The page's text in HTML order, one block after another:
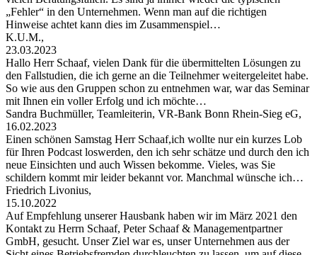
„Fehler“ in den Unternehmen. Wenn man auf die richtigen
Hinweise achtet kann dies im Zusammenspiel…
K.U.M.,
23.03.2023
Hallo Herr Schaaf, vielen Dank für die übermittelten Lösungen zu
den Fallstudien, die ich gerne an die Teilnehmer weitergeleitet habe.
So wie aus den Gruppen schon zu entnehmen war, war das Seminar
mit Ihnen ein voller Erfolg und ich möchte…
Sandra Buchmüller, Teamleiterin, VR-Bank Bonn Rhein-Sieg eG,
16.02.2023
Einen schönen Samstag Herr Schaaf,ich wollte nur ein kurzes Lob
für Ihren Podcast loswerden, den ich sehr schätze und durch den ich
neue Einsichten und auch Wissen bekomme. Vieles, was Sie
schildern kommt mir leider bekannt vor. Manchmal wünsche ich…
Friedrich Livonius,
15.10.2022
Auf Empfehlung unserer Hausbank haben wir im März 2021 den
Kontakt zu Herrn Schaaf, Peter Schaaf & Managementpartner
GmbH, gesucht. Unser Ziel war es, unser Unternehmen aus der